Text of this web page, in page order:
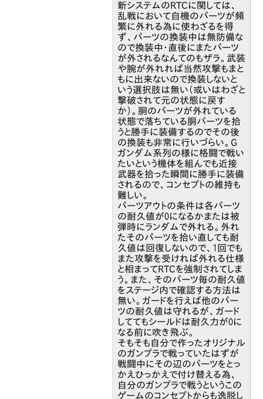
新システムのRTCに関しては、
乱戦において自機のパーツが頻
繁に外れる為に使わざるを得
ず、パーツの換装中は無防備な
ので換装中・直後にまたパーツ
が外されるなんてのもザラ。武装
や腕が外れれば当然攻撃もまと
もに出来ないので換装しないと
いう選択肢は無い（或いはわざと
撃破されて元の状態に戻す
か）。胴のパーツが外れている
状態で落ちている胴パーツを拾
うと勝手に装備するのでその後
の換装も非常に行いづらい。G
ガンダム系列の様に格闘で戦い
たいという機体を組んでも近接
武器を拾った瞬間に勝手に装備
されるので、コンセプトの維持も
難しい。
パーツアウトの条件は各パーツ
の耐久値が0になるかまたは被
弾時にランダムで外れる。外れ
たそのパーツを拾い直しても耐
久値は回復しないので、1回でも
また攻撃を受ければ外れる仕様
と相まってRTCを強制されてしま
う。また、そのパーツ毎の耐久値
をステージ内で確認する方法は
無い。ガードを行えば他のパー
ツの耐久値は守れるが、ガード
しててもシールドは耐久力が0に
なる前に吹き飛ぶ。
そもそも自分で作ったオリジナル
のガンプラで戦っていたはずが
戦闘中にその辺のパーツをとっ
かえひっかえで付け替える為、
自分のガンプラで戦うというこの
ゲームのコンセプトからも逸脱し